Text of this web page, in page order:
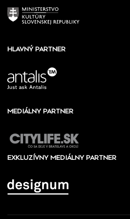
HLAVNÝ PARTNER
MEDIÁLNY PARTNER
EXKLUZÍVNY MEDIÁLNY PARTNER